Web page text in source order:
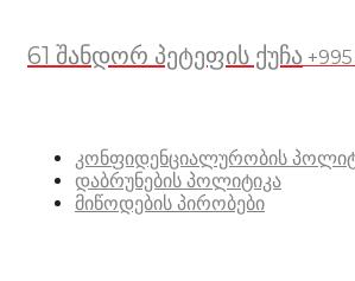
61 შანდორ პეტეფის ქუჩა +995
კონფიდენციალურობის
დაბრუნების პოლიტიკა
მიწოდების პირობები